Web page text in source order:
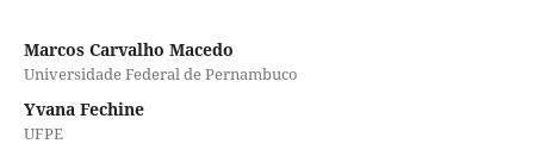
Marcos Carvalho Macedo
Universidade Federal de Pernambuco
Yvana Fechine
UFPE